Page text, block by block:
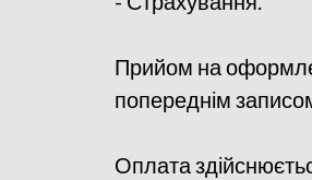
Прийом на
попереднім
Оплата